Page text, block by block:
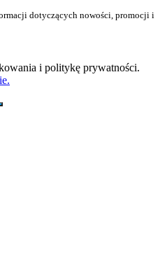
dotyczących nowości, promocji i
i politykę prywatności.